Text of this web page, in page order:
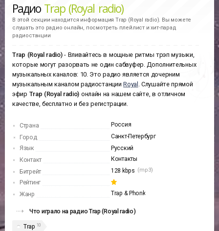
Радио Trap (Royal radio)
В этой секции находится информация Trap (Royal radio). Вы можете
слушать это радио онлайн, посмотреть плейлист и хит-парад
радиостанции
Trap (Royal radio)- Вливайтесь в мощные ритмы трэп музыки,
которые могут разорвать не один сабвуфер. Дополнительных
музыкальных каналов: 10. Это радио является дочерним
музыкальным каналом радиостанцииRoyal . Слушайте прямой
эфир Trap (Royal radio) онлайн на нашем сайте, в отличном
качестве, бесплатно и без регистрации.
Страна
Россия
Город
Санкт-Петербург
Язык
Русский
Контакт
Контакты
Битрейт
128 kbps (mp3)
Рейтинг
Жанр
Trap & Phonk
Что играло на радио Trap (Royal radio)
Trap 10